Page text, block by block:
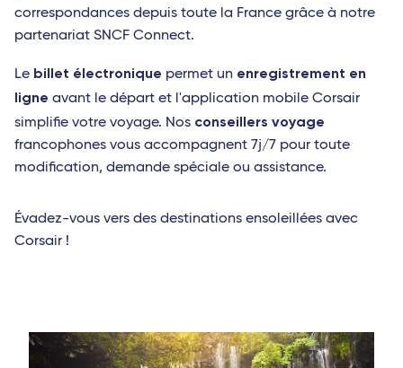
correspondances depuis toute la France grâce à notre
partenariat SNCF Connect.
Le billet électronique permet un enregistrement en
ligne avant le départ et l'application mobile Corsair
simplifie votre voyage. Nos conseillers voyage
francophones vous accompagnent 7j/7 pour toute
modification, demande spéciale ou assistance.
Évadez-vous vers des destinations ensoleillées avec
Corsair !